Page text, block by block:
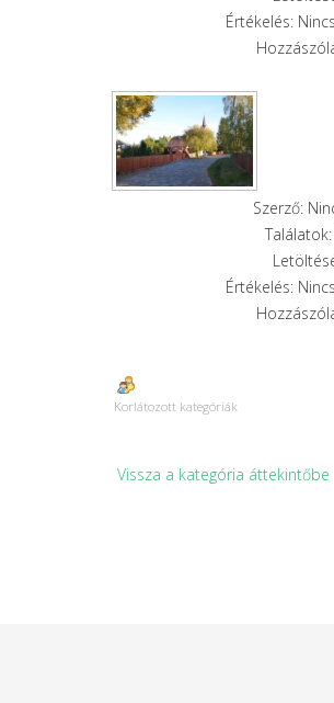
Értékelés:
Szerző:
Értékelés:
Korlátozott kategóriák
Vissza a kategória áttekintőbe